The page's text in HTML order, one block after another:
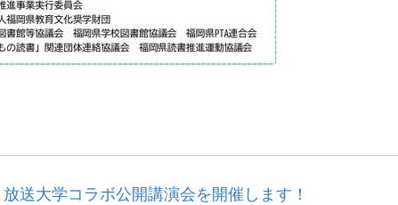
送大学コラボ公開講演会を開催します！